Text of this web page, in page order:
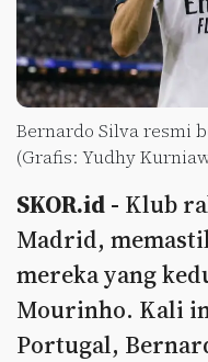
Bernardo Silva resmi
(Grafis: Yudhy
SKOR.id - Klub
Madrid,
mereka yang
Mourinho. Kali
Portugal,